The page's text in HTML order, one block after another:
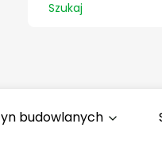
budowlanych